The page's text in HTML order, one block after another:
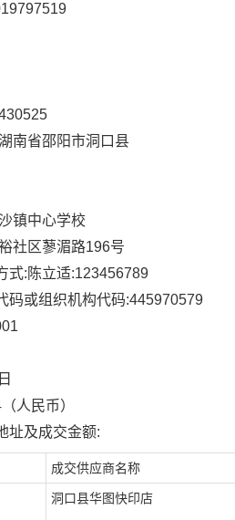
南省邵阳市洞口县
镇中心学校
社区蓼湄路196号
式: 陈立适:123456789
码或组织机构代码:445970579
（人民币）
址及成交金额:
成交供应商名称
洞口县华图快印店